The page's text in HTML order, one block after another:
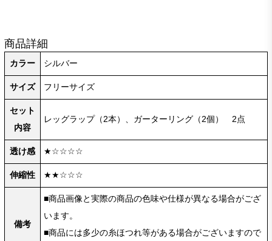
商品詳細
カラー シルバー
サイズ フリーサイズ
セット
内容
レッグラップ（2本）、ガーターリング（2個） 2点
透け感 ★☆☆☆☆
伸縮性 ★★☆☆☆
備考
■商品画像と実際の商品の色味や仕様が異なる場合がござ
います。
■商品には多少の糸ほつれ等がある場合がございますので